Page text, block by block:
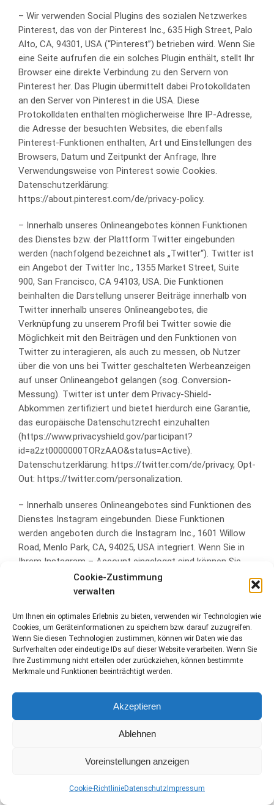
Cookie-Zustimmung
verwalten
Um Ihnen ein optimales Erlebnis zu bieten, verwenden wir Technologien wie
Cookies, um Geräteinformationen zu speichern bzw. darauf zuzugreifen.
Wenn Sie diesen Technologien zustimmen, können wir Daten wie das
Surfverhalten oder eindeutige IDs auf dieser Website verarbeiten. Wenn Sie
Ihre Zustimmung nicht erteilen oder zurückziehen, können bestimmte
Merkmale und Funktionen beeinträchtigt werden.
Akzeptieren
Ablehnen
Voreinstellungen anzeigen
Cookie-RichtlinieDatenschutz Impressum
– Wir verwenden Social Plugins des sozialen Netzwerkes
Pinterest, das von der Pinterest Inc., 635 High Street, Palo
Alto, CA, 94301, USA (“Pinterest”) betrieben wird. Wenn Sie
eine Seite aufrufen die ein solches Plugin enthält, stellt Ihr
Browser eine direkte Verbindung zu den Servern von
Pinterest her. Das Plugin übermittelt dabei Protokolldaten
an den Server von Pinterest in die USA. Diese
Protokolldaten enthalten möglicherweise Ihre IP-Adresse,
die Adresse der besuchten Websites, die ebenfalls
Pinterest-Funktionen enthalten, Art und Einstellungen des
Browsers, Datum und Zeitpunkt der Anfrage, Ihre
Verwendungsweise von Pinterest sowie Cookies.
Datenschutzerklärung:
https://about.pinterest.com/de/privacy-policy.
– Innerhalb unseres Onlineangebotes können Funktionen
des Dienstes bzw. der Plattform Twitter eingebunden
werden (nachfolgend bezeichnet als „Twitter“). Twitter ist
ein Angebot der Twitter Inc., 1355 Market Street, Suite
900, San Francisco, CA 94103, USA. Die Funktionen
beinhalten die Darstellung unserer Beiträge innerhalb von
Twitter innerhalb unseres Onlineangebotes, die
Verknüpfung zu unserem Profil bei Twitter sowie die
Möglichkeit mit den Beiträgen und den Funktionen von
Twitter zu interagieren, als auch zu messen, ob Nutzer
über die von uns bei Twitter geschalteten Werbeanzeigen
auf unser Onlineangebot gelangen (sog. Conversion-
Messung). Twitter ist unter dem Privacy-Shield-
Abkommen zertifiziert und bietet hierdurch eine Garantie,
das europäische Datenschutzrecht einzuhalten
(https://www.privacyshield.gov/participant?
id=a2zt0000000TORzAAO&status=Active).
Datenschutzerklärung: https://twitter.com/de/privacy, Opt-
Out: https://twitter.com/personalization.
– Innerhalb unseres Onlineangebotes sind Funktionen des
Dienstes Instagram eingebunden. Diese Funktionen
werden angeboten durch die Instagram Inc., 1601 Willow
Road, Menlo Park, CA, 94025, USA integriert. Wenn Sie in
Ihrem Instagram – Account eingeloggt sind können Sie
durch Anklicken des Instagram – Buttons die Inhalte
unserer Seiten mit Ihrem Instagram – Profil verlinken.
Benutzerkonto zuordnen. Wir weisen darauf hin, dass wir
als Anbieter der Seiten keine Kenntnis vom Inhalt der
übermittelten Daten sowie deren Nutzung durch
Instagram erhalten. Datenschutzerklärung:
http://instagram.com/about/legal/privacy/.
– Wir nutzen Funktionen des Netzwerks XING. Anbieter ist
die XING AG, Dammtorstraße 29-32, 20354 Hamburg,
Deutschland. Bei jedem Abruf einer unserer Seiten, die
Servern von Xing hergestellt. Eine Speicherung von
Kenntnis nicht. Insbesondere werden keine IP-Adressen